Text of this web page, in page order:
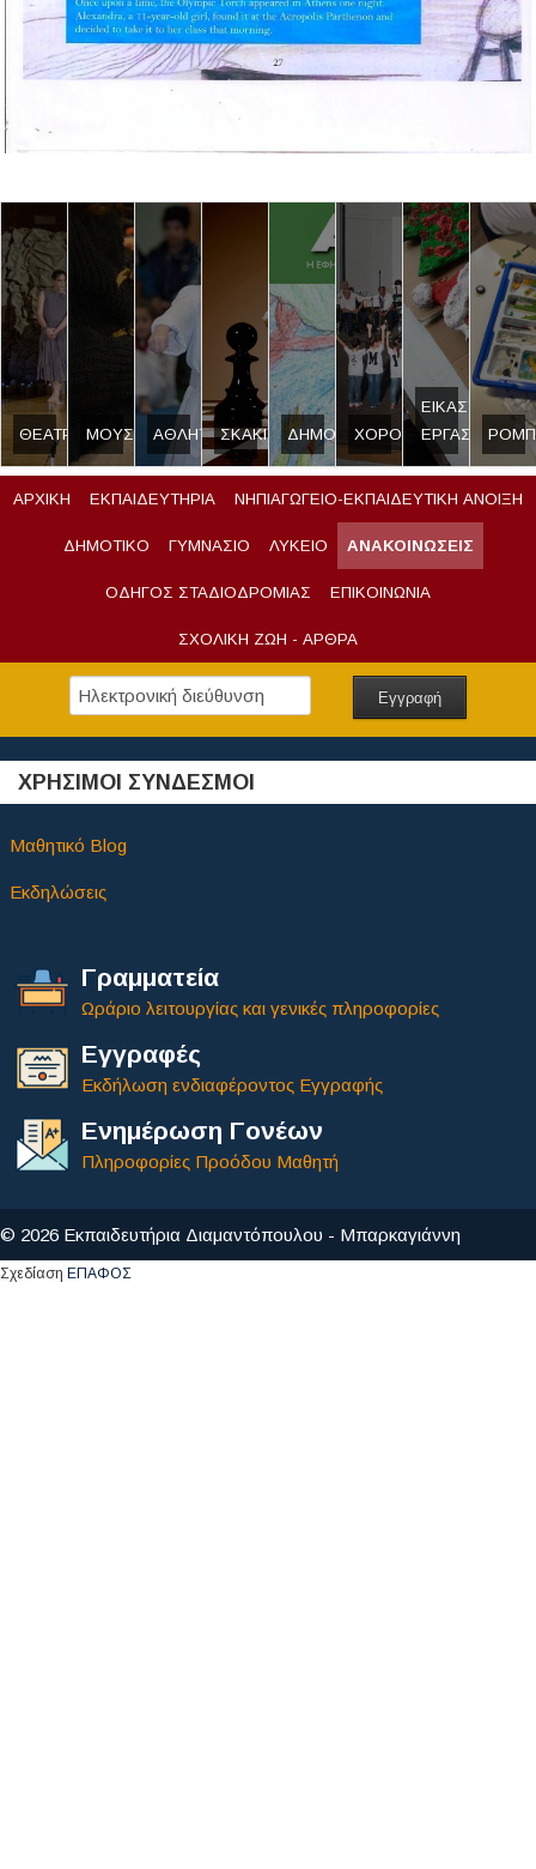
ΘΕΑΤΡΟ ΜΟΥΣΙΚΗΑΘΛΗΤΙΣΜΟΣ
ΣΚΑΚΙ ΔΗΜΟΣΙΟΓΡΑΦΙΑ
ΧΟΡΟΣ
ΕΙΚΑΣΤΙΚΟ
ΕΡΓΑΣΤΗΡΙ
ΑΡΧΙΚΗ ΕΚΠΑΙΔΕΥΤΗΡΙΑ ΝΗΠΙΑΓΩΓΕΙΟ-ΕΚΠΑΙΔΕΥΤΙΚΗ ΑΝΟΙΞΗ
ΔΗΜΟΤΙΚΟ ΓΥΜΝΑΣΙΟ ΛΥΚΕΙΟ ΑΝΑΚΟΙΝΩΣΕΙΣ
ΟΔΗΓΟΣ ΣΤΑΔΙΟΔΡΟΜΙΑΣ ΕΠΙΚΟΙΝΩΝΙΑ
ΣΧΟΛΙΚΗ ΖΩΗ - ΑΡΘΡΑ
ΧΡΗΣΙΜΟΙ ΣΥΝΔΕΣΜΟΙ
Μαθητικό Blog
Εκδηλώσεις
Γραμματεία
Ωράριο λειτουργίας και γενικές πληροφορίες
Εγγραφές
Εκδήλωση ενδιαφέροντος Εγγραφής
Ενημέρωση Γονέων
Πληροφορίες Προόδου Μαθητή
© 2026 Εκπαιδευτήρια Διαμαντόπουλου - Μπαρκαγιάννη
Σχεδίαση ΕΠΑΦΟΣ